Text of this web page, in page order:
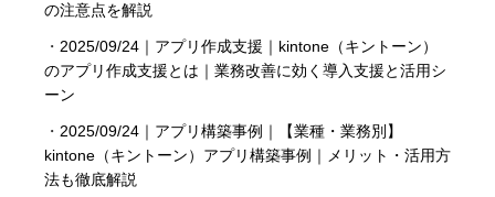
の注意点を解説
・ 2025/09/24｜アプリ作成支援｜kintone（キントーン）
のアプリ作成支援とは｜業務改善に効く導入支援と活用シ
ーン
・ 2025/09/24｜アプリ構築事例｜【業種・業務別】
kintone（キントーン）アプリ構築事例｜メリット・活用方
法も徹底解説